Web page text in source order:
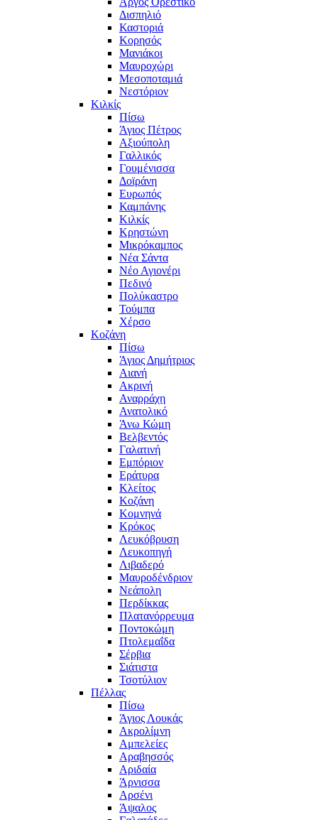
Δισπηλιό
Καστοριά
Κορησός
Μανιάκοι
Μαυροχώρι
Μεσοποταμιά
Νεστόριον
Κιλκίς
Πίσω
Άγιος Πέτρος
Αξιούπολη
Γαλλικός
Γουμένισσα
Δοϊράνη
Ευρωπός
Καμπάνης
Κιλκίς
Κρηστώνη
Μικρόκαμπος
Νέα Σάντα
Νέο Αγιονέρι
Πεδινό
Πολύκαστρο
Τούμπα
Χέρσο
Κοζάνη
Πίσω
Άγιος Δημήτριος
Αιανή
Ακρινή
Αναρράχη
Ανατολικό
Άνω Κώμη
Βελβεντός
Γαλατινή
Εμπόριον
Εράτυρα
Κλείτος
Κοζάνη
Κομνηνά
Κρόκος
Λευκόβρυση
Λευκοπηγή
Λιβαδερό
Μαυροδένδριον
Νεάπολη
Περδίκκας
Πλατανόρρευμα
Ποντοκώμη
Πτολεμαΐδα
Σέρβια
Σιάτιστα
Τσοτύλιον
Πέλλας
Πίσω
Άγιος Λουκάς
Ακρολίμνη
Αμπελείες
Αραβησσός
Αριδαία
Άρνισσα
Αρσένι
Άψαλος